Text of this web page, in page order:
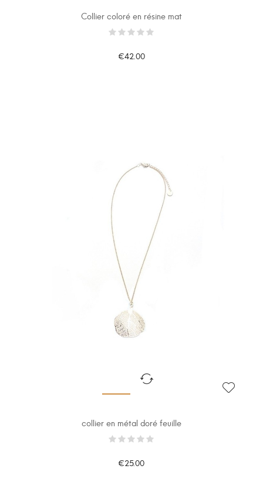
Collier coloré en résine mat
€42.00
collier en métal doré feuille
€25.00